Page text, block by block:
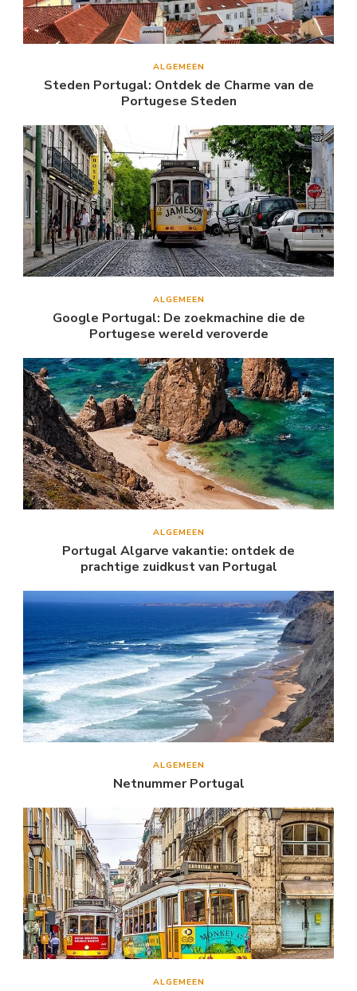
ALGEMEEN
Steden Portugal: Ontdek de Charme van de
Portugese Steden
ALGEMEEN
Google Portugal: De zoekmachine die de
Portugese wereld veroverde
ALGEMEEN
Portugal Algarve vakantie: ontdek de
prachtige zuidkust van Portugal
ALGEMEEN
Netnummer Portugal
ALGEMEEN